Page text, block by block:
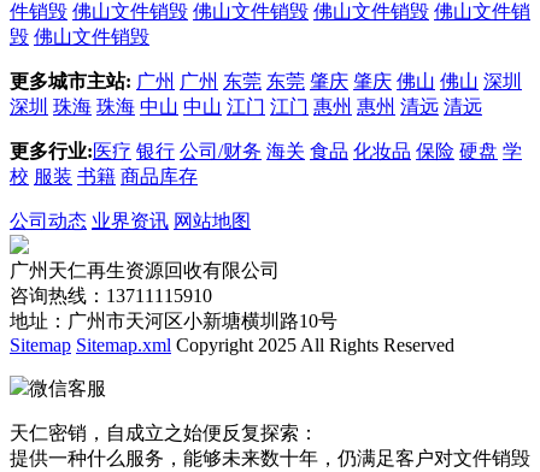
件销毁 佛山文件销毁 佛山文件销毁 佛山文件销毁 佛山文件销
毁 佛山文件销毁
更多城市主站: 广州 广州 东莞 东莞 肇庆 肇庆 佛山 佛山 深圳
深圳 珠海 珠海 中山 中山 江门 江门 惠州 惠州 清远 清远
更多行业:医疗 银行 公司/财务 海关 食品 化妆品 保险 硬盘 学
校 服装 书籍 商品库存
公司动态 业界资讯 网站地图
广州天仁再生资源回收有限公司
咨询热线：13711115910
地址：广州市天河区小新塘横圳路10号
Sitemap Sitemap.xml Copyright 2025 All Rights Reserved
微信客服
天仁密销，自成立之始便反复探索：
提供一种什么服务，能够未来数十年，仍满足客户对文件销毁